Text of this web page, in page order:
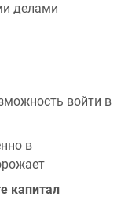
делами
войти в
в
капитал